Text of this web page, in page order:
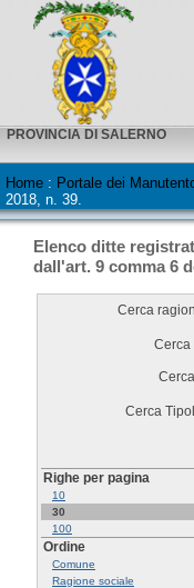
PROVINCIA DI SALERNO
Home : Portale dei
2018, n. 39.
Elenco ditte
dall'art. 9 comma 6
Cerca
Cerca
Cerca
Righe per pagina
10
30
100
Ordine
Comune
Ragione sociale